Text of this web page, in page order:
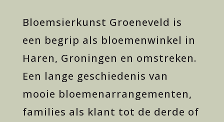
Bloemsierkunst Groeneveld is
een begrip als bloemenwinkel in
Haren, Groningen en omstreken.
Een lange geschiedenis van
mooie bloemenarrangementen,
families als klant tot de derde of